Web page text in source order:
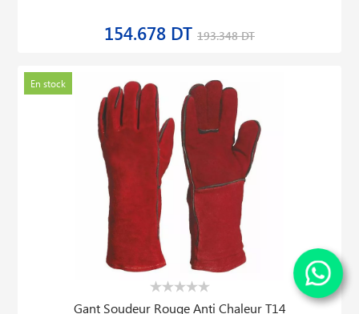
154.678 DT 193.348 DT
En stock
Gant Soudeur Rouge Anti Chaleur T14